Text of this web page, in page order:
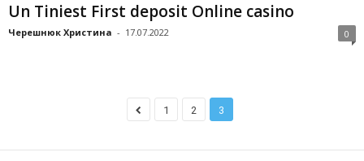
Un Tiniest First deposit Online casino
Черешнюк Христина - 17.07.2022 0
1 2 3